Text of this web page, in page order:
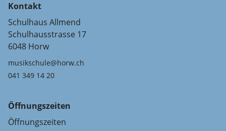
Kontakt
Schulhaus Allmend
Schulhausstrasse 17
6048 Horw
musikschule@horw.ch
041 349 14 20
Öffnungszeiten
Öffnungszeiten